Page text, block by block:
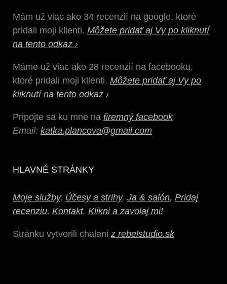
Mám už viac ako 34 recenzií na google, ktoré
pridali moji klienti. Môžete pridať aj Vy po kliknutí
na tento odkaz ›
Máme už viac ako 28 recenzií na facebooku,
ktoré pridali moji klienti. Môžete pridať aj Vy po
kliknutí na tento odkaz ›
Pripojte sa ku mne na firemný facebook
Email: katka.plancova@gmail.com
HLAVNÉ STRÁNKY
Moje služby, Účesy a strihy, Ja & salón, Pridaj
recenziu, Kontakt, Klikni a zavolaj mi!
Stránku vytvorili chalani z rebelstudio.sk